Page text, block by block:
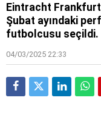
Eintracht
Şubat ayındaki
futbolcusu seçildi.
04/03/2025 22:33